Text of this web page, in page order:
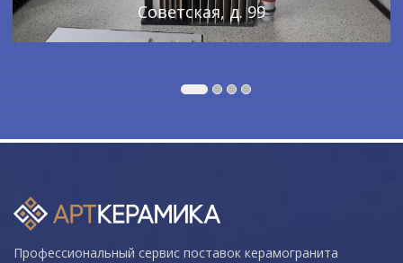
Советская, д. 99
Профессиональный сервис поставок керамогранита